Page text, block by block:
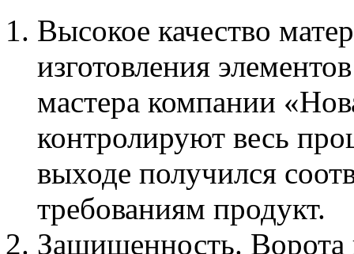
Высокое качество
изготовления
мастера компании
контролируют весь
выходе получился
требованиям продукт.
Защищенность. Ворота